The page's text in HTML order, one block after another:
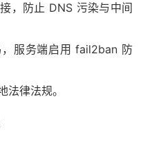
，防止 DNS 污染与中间
服务端启用 fail2ban 防
律法规。